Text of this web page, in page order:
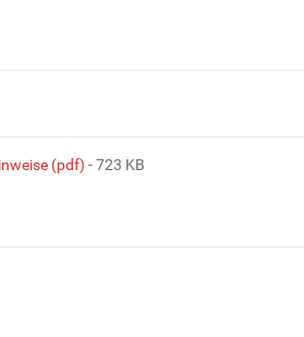
(pdf) - 723 KB